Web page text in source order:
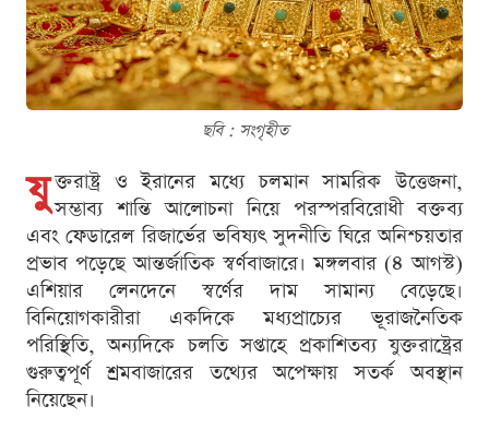
ছবি : সংগৃহীত
যু ক্তরাষ্ট্র ও ইরানের মধ্যে চলমান সামরিক উত্তেজনা,
সম্ভাব্য শান্তি আলোচনা নিয়ে পরস্পরবিরোধী বক্তব্য
এবং ফেডারেল রিজার্ভের ভবিষ্যৎ সুদনীতি ঘিরে অনিশ্চয়তার
প্রভাব পড়েছে আন্তর্জাতিক স্বর্ণবাজারে। মঙ্গলবার (৪ আগস্ট)
এশিয়ার লেনদেনে স্বর্ণের দাম সামান্য বেড়েছে।
বিনিয়োগকারীরা একদিকে মধ্যপ্রাচ্যের ভূরাজনৈতিক
পরিস্থিতি, অন্যদিকে চলতি সপ্তাহে প্রকাশিতব্য যুক্তরাষ্ট্রের
গুরুত্বপূর্ণ শ্রমবাজারের তথ্যের অপেক্ষায় সতর্ক অবস্থান
নিয়েছেন।